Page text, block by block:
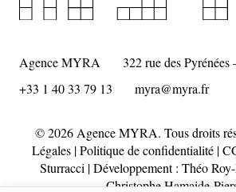
Agence MYRA
322 rue des Pyrénées
+33 1 40 33 79 13
myra@myra.fr
© 2026 Agence MYRA. Tous droits
Légales|Politique de confidentialité|
Sturracci| Développement : Théo
Christophe Hamaide-